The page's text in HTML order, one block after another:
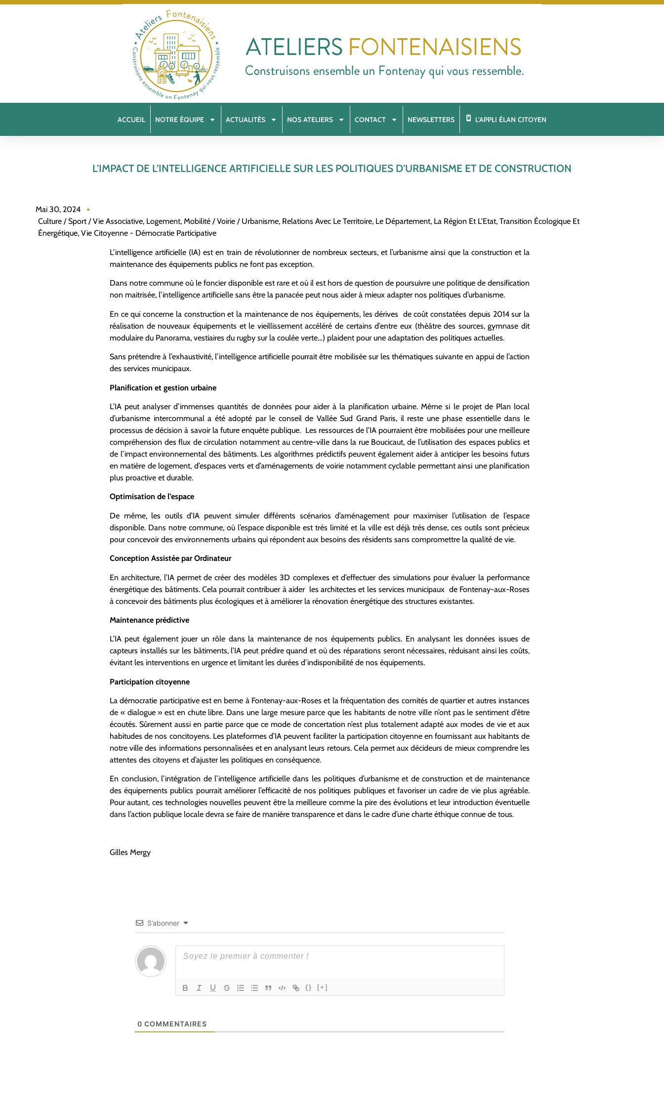
ACCUEIL NOTRE ÉQUIPE ACTUALITÉS NOS ATELIERS CONTACT NEWSLETTERS L’APPLI ÉLAN CITOYEN
L’IMPACT DE L’INTELLIGENCE ARTIFICIELLE SUR LES POLITIQUES D’URBANISME ET DE CONSTRUCTION
Mai 30, 2024
Culture / Sport / Vie Associative, Logement, Mobilité / Voirie / Urbanisme, Relations Avec Le Territoire, Le Département, La Région Et L'Etat, Transition Écologique Et
Énergétique, Vie Citoyenne - Démocratie Participative
L’intelligence artificielle (IA) est en train de révolutionner de nombreux secteurs, et l’urbanisme ainsi que la construction et la
maintenance des équipements publics ne font pas exception.
Dans notre commune où le foncier disponible est rare et où il est hors de question de poursuivre une politique de densification
non maitrisée, l’intelligence artificielle sans être la panacée peut nous aider à mieux adapter nos politiques d’urbanisme.
En ce qui concerne la construction et la maintenance de nos équipements, les dérives de coût constatées depuis 2014 sur la
réalisation de nouveaux équipements et le vieillissement accéléré de certains d’entre eux (théâtre des sources, gymnase dit
modulaire du Panorama, vestiaires du rugby sur la coulée verte…) plaident pour une adaptation des politiques actuelles.
Sans prétendre à l’exhaustivité, l’intelligence artificielle pourrait être mobilisée sur les thématiques suivante en appui de l’action
des services municipaux.
Planification et gestion urbaine
L’IA peut analyser d’immenses quantités de données pour aider à la planification urbaine. Même si le projet de Plan local
d’urbanisme intercommunal a été adopté par le conseil de Vallée Sud Grand Paris, il reste une phase essentielle dans le
processus de décision à savoir la future enquête publique. Les ressources de l’IA pourraient être mobilisées pour une meilleure
compréhension des flux de circulation notamment au centre-ville dans la rue Boucicaut, de l’utilisation des espaces publics et
de l’impact environnemental des bâtiments. Les algorithmes prédictifs peuvent également aider à anticiper les besoins futurs
en matière de logement, d’espaces verts et d’aménagements de voirie notamment cyclable permettant ainsi une planification
plus proactive et durable.
Optimisation de l’espace
De même, les outils d’IA peuvent simuler différents scénarios d’aménagement pour maximiser l’utilisation de l’espace
disponible. Dans notre commune, où l’espace disponible est très limité et la ville est déjà très dense, ces outils sont précieux
pour concevoir des environnements urbains qui répondent aux besoins des résidents sans compromettre la qualité de vie.
Conception Assistée par Ordinateur
En architecture, l’IA permet de créer des modèles 3D complexes et d’effectuer des simulations pour évaluer la performance
énergétique des bâtiments. Cela pourrait contribuer à aider les architectes et les services municipaux de Fontenay-aux-Roses
à concevoir des bâtiments plus écologiques et à améliorer la rénovation énergétique des structures existantes.
Maintenance prédictive
L’IA peut également jouer un rôle dans la maintenance de nos équipements publics. En analysant les données issues de
capteurs installés sur les bâtiments, l’IA peut prédire quand et où des réparations seront nécessaires, réduisant ainsi les coûts,
évitant les interventions en urgence et limitant les durées d’indisponibilité de nos équipements.
Participation citoyenne
La démocratie participative est en berne à Fontenay-aux-Roses et la fréquentation des comités de quartier et autres instances
de « dialogue » est en chute libre. Dans une large mesure parce que les habitants de notre ville n’ont pas le sentiment d’être
écoutés. Sûrement aussi en partie parce que ce mode de concertation n’est plus totalement adapté aux modes de vie et aux
habitudes de nos concitoyens. Les plateformes d’IA peuvent faciliter la participation citoyenne en fournissant aux habitants de
notre ville des informations personnalisées et en analysant leurs retours. Cela permet aux décideurs de mieux comprendre les
attentes des citoyens et d’ajuster les politiques en conséquence.
En conclusion, l’intégration de l’intelligence artificielle dans les politiques d’urbanisme et de construction et de maintenance
des équipements publics pourrait améliorer l’efficacité de nos politiques publiques et favoriser un cadre de vie plus agréable.
Pour autant, ces technologies nouvelles peuvent être la meilleure comme la pire des évolutions et leur introduction éventuelle
dans l’action publique locale devra se faire de manière transparence et dans le cadre d’une charte éthique connue de tous.
Gilles Mergy
S’abonner
{} [+]
0 COMMENTAIRES